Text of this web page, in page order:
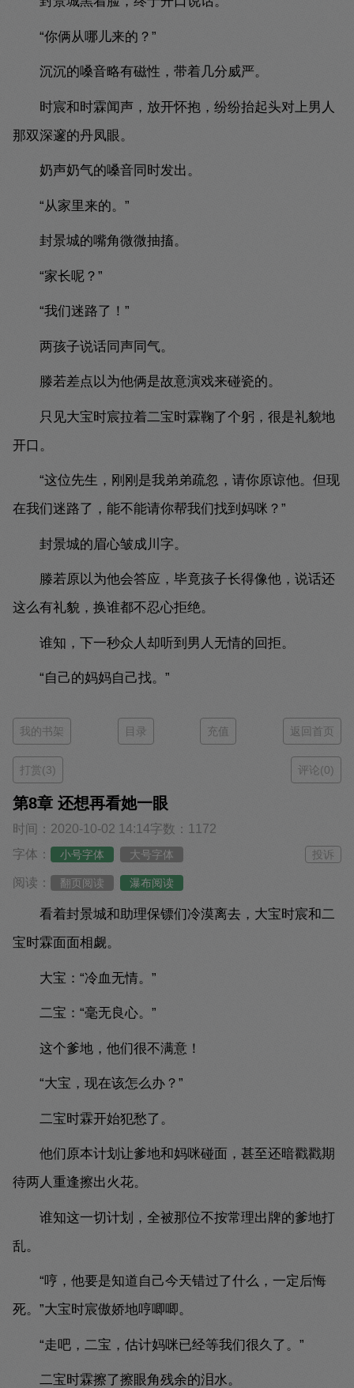
“你俩从哪儿来的？”
沉沉的嗓音略有磁性，带着几分威严。
时宸和时霖闻声，放开怀抱，纷纷抬起头对上男人
那双深邃的丹凤眼。
奶声奶气的嗓音同时发出。
“从家里来的。”
封景城的嘴角微微抽搐。
“家长呢？”
“我们迷路了！”
两孩子说话同声同气。
滕若差点以为他俩是故意演戏来碰瓷的。
只见大宝时宸拉着二宝时霖鞠了个躬，很是礼貌地
开口。
“这位先生，刚刚是我弟弟疏忽，请你原谅他。但现
在我们迷路了，能不能请你帮我们找到妈咪？”
封景城的眉心皱成川字。
滕若原以为他会答应，毕竟孩子长得像他，说话还
这么有礼貌，换谁都不忍心拒绝。
谁知，下一秒众人却听到男人无情的回拒。
“自己的妈妈自己找。”
我的书架 目录 充值 返回首页
打赏(3) 评论(0)
第8章 还想再看她一眼
时间：2020-10-02 14:14字数：1172
字体：
小号字体 大号字体 投诉
阅读： 翻页阅读 瀑布阅读
看着封景城和助理保镖们冷漠离去，大宝时宸和二
宝时霖面面相觑。
大宝：“冷血无情。”
二宝：“毫无良心。”
这个爹地，他们很不满意！
“大宝，现在该怎么办？”
二宝时霖开始犯愁了。
他们原本计划让爹地和妈咪碰面，甚至还暗戳戳期
待两人重逢擦出火花。
谁知这一切计划，全被那位不按常理出牌的爹地打
乱。
“哼，他要是知道自己今天错过了什么，一定后悔
死。”大宝时宸傲娇地哼唧唧。
“走吧，二宝，估计妈咪已经等我们很久了。”
二宝时霖擦了擦眼角残余的泪水。